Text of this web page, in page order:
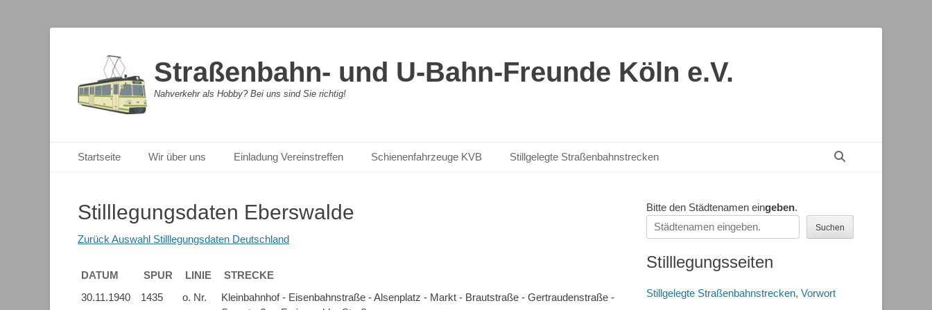
Straßenbahn- und U-Bahn-Freunde Köln e.V.
Nahverkehr als Hobby? Bei uns sind Sie richtig!
Primäres Menü
Inhalt
Startseite Wir über uns Einladung Vereinstreffen Schienenfahrzeuge KVB Stillgelegte Straßenbahnstrecken
Stilllegungsdaten Eberswalde
Zurück Auswahl Stilllegungsdaten Deutschland
DATUM SPUR LINIE
STRECKE
DATUM
SPUR LINIE STRECKE
30.11.1940
1435
o. Nr.
Kleinbahnhof - Eisenbahnstraße - Alsenplatz - Markt - Brautstraße - Gertraudenstraße -
Bitte den Städtenamen eingeben.
Suchen
Stilllegungsseiten
Stillgelegte Straßenbahnstrecken, Vorwort